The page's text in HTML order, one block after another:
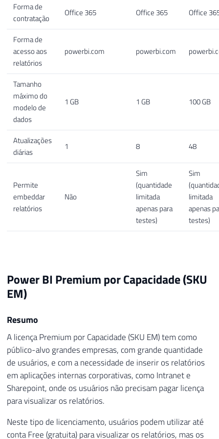
Forma de
contratação
Office 365 Office 365 Office
Forma de
acesso aos
relatórios
powerbi.com powerbi.com
Tamanho
máximo do
modelo de
dados
1 GB 1 GB 100 GB
Atualizações
diárias
1 8 48
Permite
embeddar
relatórios
Não
Sim
(quantidade
limitada
apenas para
testes)
Sim
limitada
apenas
testes)
Power BI Premium por Capacidade (SKU
EM)
Resumo
A licença Premium por Capacidade (SKU EM) tem como
público-alvo grandes empresas, com grande quantidade
de usuários, e com a necessidade de inserir os relatórios
em aplicações internas corporativas, como Intranet e
Sharepoint, onde os usuários não precisam pagar licença
para visualizar os relatórios.
Neste tipo de licenciamento, usuários podem utilizar até
conta Free (gratuita) para visualizar os relatórios, mas os